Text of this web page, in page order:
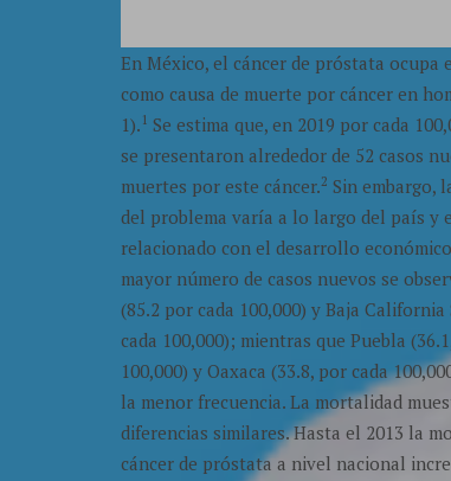
En México, el cáncer de próstata ocupa
como causa de muerte por cáncer en
1). 1 Se estima que, en 2019 por cada
se presentaron alrededor de 52 casos
muertes por este cáncer.2 Sin embargo,
del problema varía a lo largo del país y
relacionado con el desarrollo
mayor número de casos nuevos se
(85.2 por cada 100,000) y Baja
cada 100,000); mientras que Puebla
100,000) y Oaxaca (33.8, por cada
la menor frecuencia. La mortalidad
diferencias similares. Hasta el 2013 la
cáncer de próstata a nivel nacional